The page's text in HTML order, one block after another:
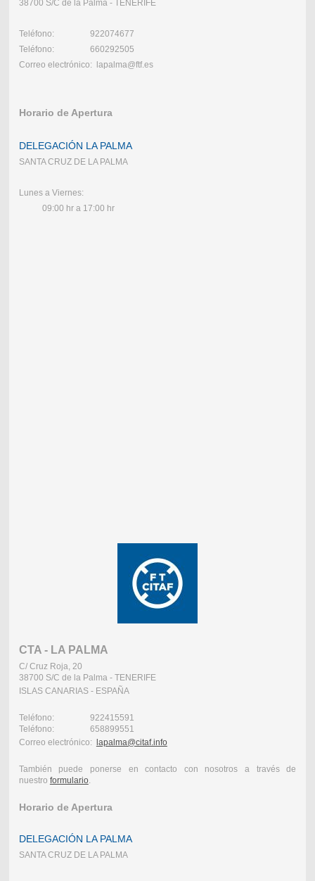
38700 S/C de la Palma - TENERIFE
Teléfono: 922074677
Teléfono: 660292505
Correo electrónico: lapalma@ftf.es
Horario de Apertura
DELEGACIÓN LA PALMA
SANTA CRUZ DE LA PALMA
Lunes a Viernes:
09:00 hr a 17:00 hr
CTA - LA PALMA
C/ Cruz Roja, 20
38700 S/C de la Palma - TENERIFE
ISLAS CANARIAS - ESPAÑA
Teléfono: 922415591
Teléfono: 658899551
Correo electrónico:
lapalma@citaf.info
También puede ponerse en contacto con nosotros a través de
nuestro formulario.
Horario de Apertura
DELEGACIÓN LA PALMA
SANTA CRUZ DE LA PALMA